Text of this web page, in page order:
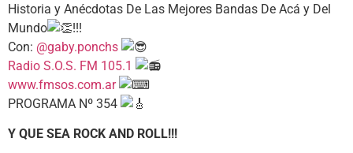
Historia y Anécdotas De Las Mejores Bandas De Acá y Del
Mundo
!!!
Con: @gaby.ponchs
Radio S.O.S. FM 105.1
www.fmsos.com.ar
PROGRAMA Nº 354
Y QUE SEA ROCK AND ROLL!!!